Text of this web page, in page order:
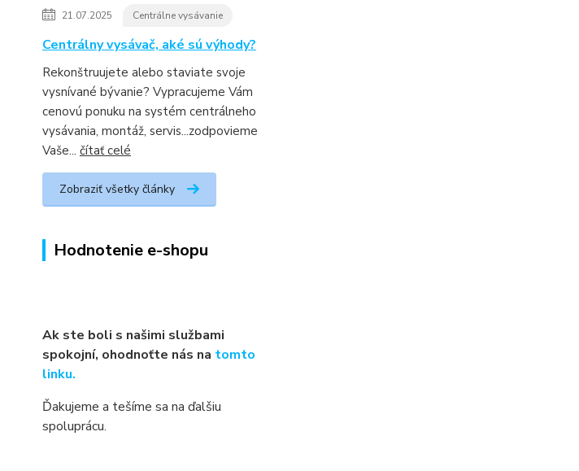
21.07.2025 Centrálne vysávanie
Centrálny vysávač, aké sú výhody?
Rekonštruujete alebo staviate svoje
vysnívané bývanie? Vypracujeme Vám
cenovú ponuku na systém centrálneho
vysávania, montáž, servis...zodpovieme
Vaše... čítať celé
Zobraziť všetky články
Hodnotenie e-shopu
Ak ste boli s našimi službami
spokojní, ohodnoťte nás na tomto
linku.
Ďakujeme a tešíme sa na ďalšiu
spoluprácu.